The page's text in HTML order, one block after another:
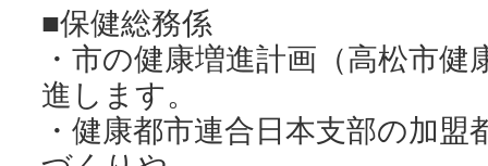
■保健総務係
・市の健康増進計画（高松市
進します。
・健康都市連合日本支部の加